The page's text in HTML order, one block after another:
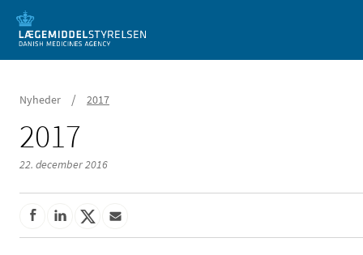
Mobil visning
Nyheder / 2017
2017
22. december 2016